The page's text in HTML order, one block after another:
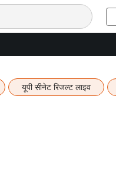
यूपी सीनेट रिजल्ट लाइव